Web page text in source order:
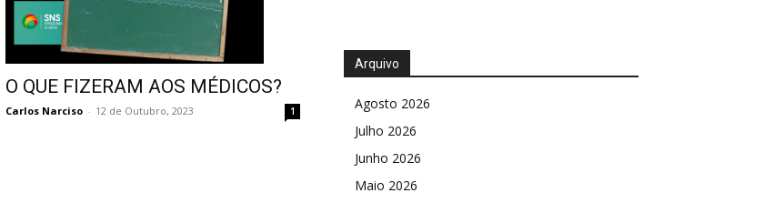
O QUE FIZERAM AOS MÉDICOS?
Carlos Narciso - 12 de Outubro, 2023 1
Arquivo
Agosto 2026
Julho 2026
Junho 2026
Maio 2026